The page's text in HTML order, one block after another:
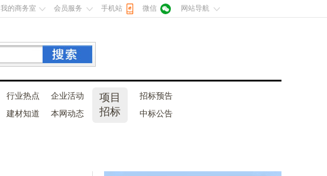
我的商务室 会员服务 手机站 微信 网站导航
行业热点
企业活动
建材知道
本网动态
项目
招标
招标预告
中标公告